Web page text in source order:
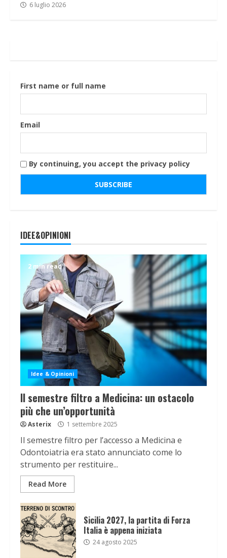
6 luglio 2026
First name or full name
Email
By continuing, you accept the privacy policy
IDEE&OPINIONI
2 min read
Idee & Opinioni
Il semestre filtro a Medicina: un ostacolo
più che un’opportunità
Asterix 1 settembre 2025
Il semestre filtro per l’accesso a Medicina e
Odontoiatria era stato annunciato come lo
strumento per restituire...
Read More
Sicilia 2027, la partita di Forza
Italia è appena iniziata
24 agosto 2025